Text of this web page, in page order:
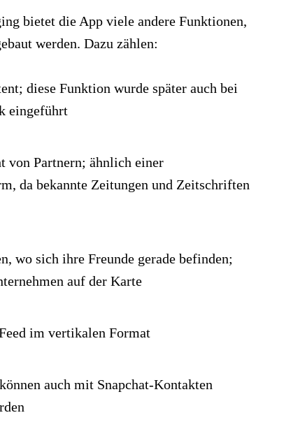
bietet die App viele andere Funktionen,
werden. Dazu zählen:
diese Funktion wurde später auch bei
eingeführt
von Partnern; ähnlich einer
da bekannte Zeitungen und Zeitschriften
wo sich ihre Freunde gerade befinden;
auf der Karte
im vertikalen Format
auch mit Snapchat-Kontakten